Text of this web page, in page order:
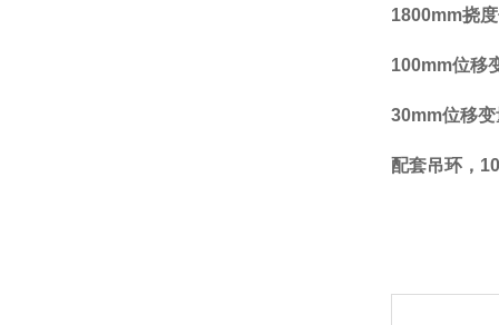
1800mm挠
100mm位移
30mm位移
配套吊环，